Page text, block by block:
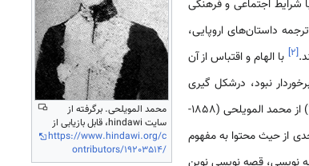
محمد المویلحی. برگرفته از
سایت hindawi، قابل بازیابی از
https://www.hindawi.org/c
ontributors/19203514/
شرایط اجتماعی و فرهنگی
داستان‌های اروپایی،
[۲] با الهام و اقتباس از آن
نبود، درشکل گیری
زمینه‌های داستان نویسی را در زبان عربی تاثیر گذاشت. حدیث عیسی بن هشام (1898) از محمد المویلحی (1858-
از حیث محتوا به مفهوم
نویسی، قصه نویسی نوین